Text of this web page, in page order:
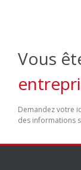
Vous
Demandez votre
des informations